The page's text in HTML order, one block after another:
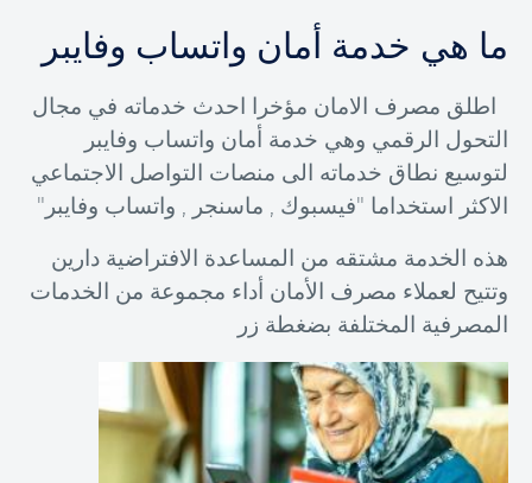
ما هي خدمة أمان واتساب وفايبر
اطلق مصرف الامان مؤخرا احدث خدماته في مجال
التحول الرقمي وهي خدمة أمان واتساب وفايبر
لتوسيع نطاق خدماته الى منصات التواصل الاجتماعي
الاكثر استخداما "فيسبوك , ماسنجر , واتساب وفايبر"
هذه الخدمة مشتقه من المساعدة الافتراضية دارين
وتتيح لعملاء مصرف الأمان أداء مجموعة من الخدمات
المصرفية المختلفة بضغطة زر